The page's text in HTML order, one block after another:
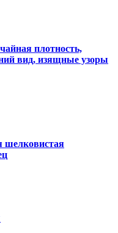
плотность,
вид, изящные узоры
шелковистая